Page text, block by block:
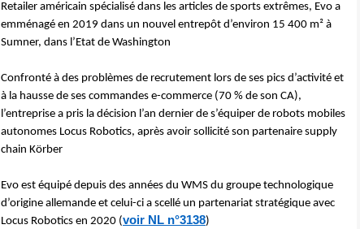
Retailer américain spécialisé dans les articles de sports extrêmes, Evo a
emménagé en 2019 dans un nouvel entrepôt d’environ 15 400 m² à
Sumner, dans l’Etat de Washington
Confronté à des problèmes de recrutement lors de ses pics d’activité et
à la hausse de ses commandes e-commerce (70 % de son CA),
l’entreprise a pris la décision l’an dernier de s’équiper de robots mobiles
autonomes Locus Robotics, après avoir sollicité son partenaire supply
chain Körber
Evo est équipé depuis des années du WMS du groupe technologique
d’origine allemande et celui-ci a scellé un partenariat stratégique avec
Locus Robotics en 2020 (voir NL n°3138)